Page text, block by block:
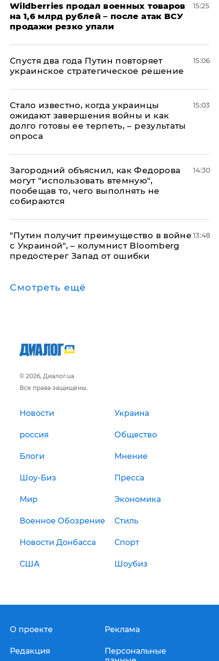
​Wildberries продал военных товаров
на 1,6 млрд рублей – после атак ВСУ
продажи резко упали
15:25
Спустя два года Путин повторяет
украинское стратегическое решение
15:06
Стало известно, когда украинцы
ожидают завершения войны и как
долго готовы ее терпеть, – результаты
опроса
15:03
Загородний объяснил, как Федорова
могут "использовать втемную",
пообещав то, чего выполнять не
собираются
14:30
"Путин получит преимущество в войне
с Украиной", – колумнист Bloomberg
предостерег Запад от ошибки
13:48
Смотреть ещё
© 2026, Диалог.ua
Все права защищены.
Новости Украина
россия Общество
Блоги Мнение
Шоу-Биз Пресса
Мир Экономика
Военное Обозрение Стиль
Новости Донбасса Спорт
США Шоубиз
О проекте
Редакция
Реклама
Персональные